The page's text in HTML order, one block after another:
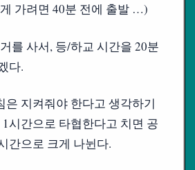
가려면 40분 전에 출발 …)
를 사서, 등/하교 시간을 20분
다.
은 지켜줘야 한다고 생각하기
시간으로 타협한다고 치면 공
간으로 크게 나뉜다.